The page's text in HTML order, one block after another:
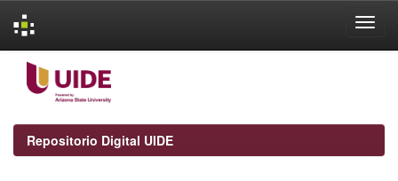
navigation
Repositorio Digital UIDE